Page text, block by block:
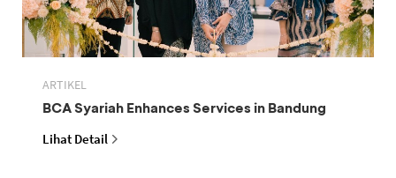
ARTIKEL
BCA Syariah Enhances Services in Bandung
Lihat Detail